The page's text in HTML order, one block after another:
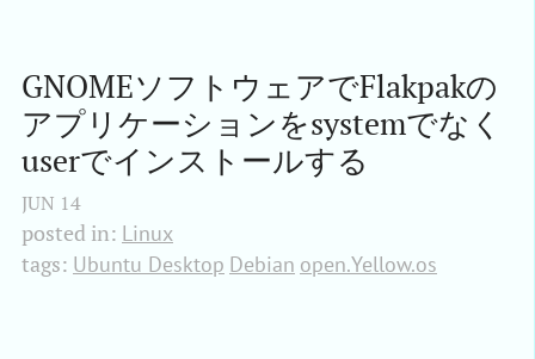
GNOMEソフトウェアでFlakpakの
アプリケーションをsystemでなく
userでインストールする
JUN 14
posted in: Linux
tags: Ubuntu Desktop Debian open.Yellow.os